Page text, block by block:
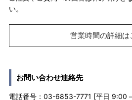
い。
営業時間の詳細は
お問い合わせ連絡先
電話番号：03-6853-7771 [平日 9:00